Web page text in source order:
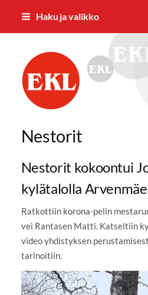
Siirry
Haku ja valikko
Jämsän
Nestorit
Nestorit kokoontui
kylätalolla
Ratkottiin korona-pelin
vei Rantasen Matti. Katseltiin
video yhdistyksen
tarinoitiin.